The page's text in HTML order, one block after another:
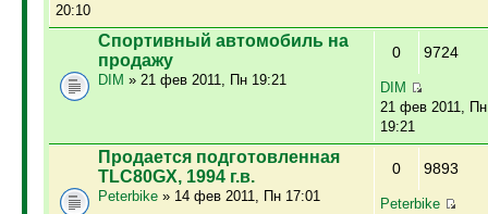
20:10
Спортивный автомобиль на
продажу
DIM » 21 фев 2011, Пн 19:21
0 9724
DIM
21 фев 2011, Пн
19:21
Продается подготовленная
TLC80GX, 1994 г.в.
Peterbike» 14 фев 2011, Пн 17:01
0 9893
Peterbike